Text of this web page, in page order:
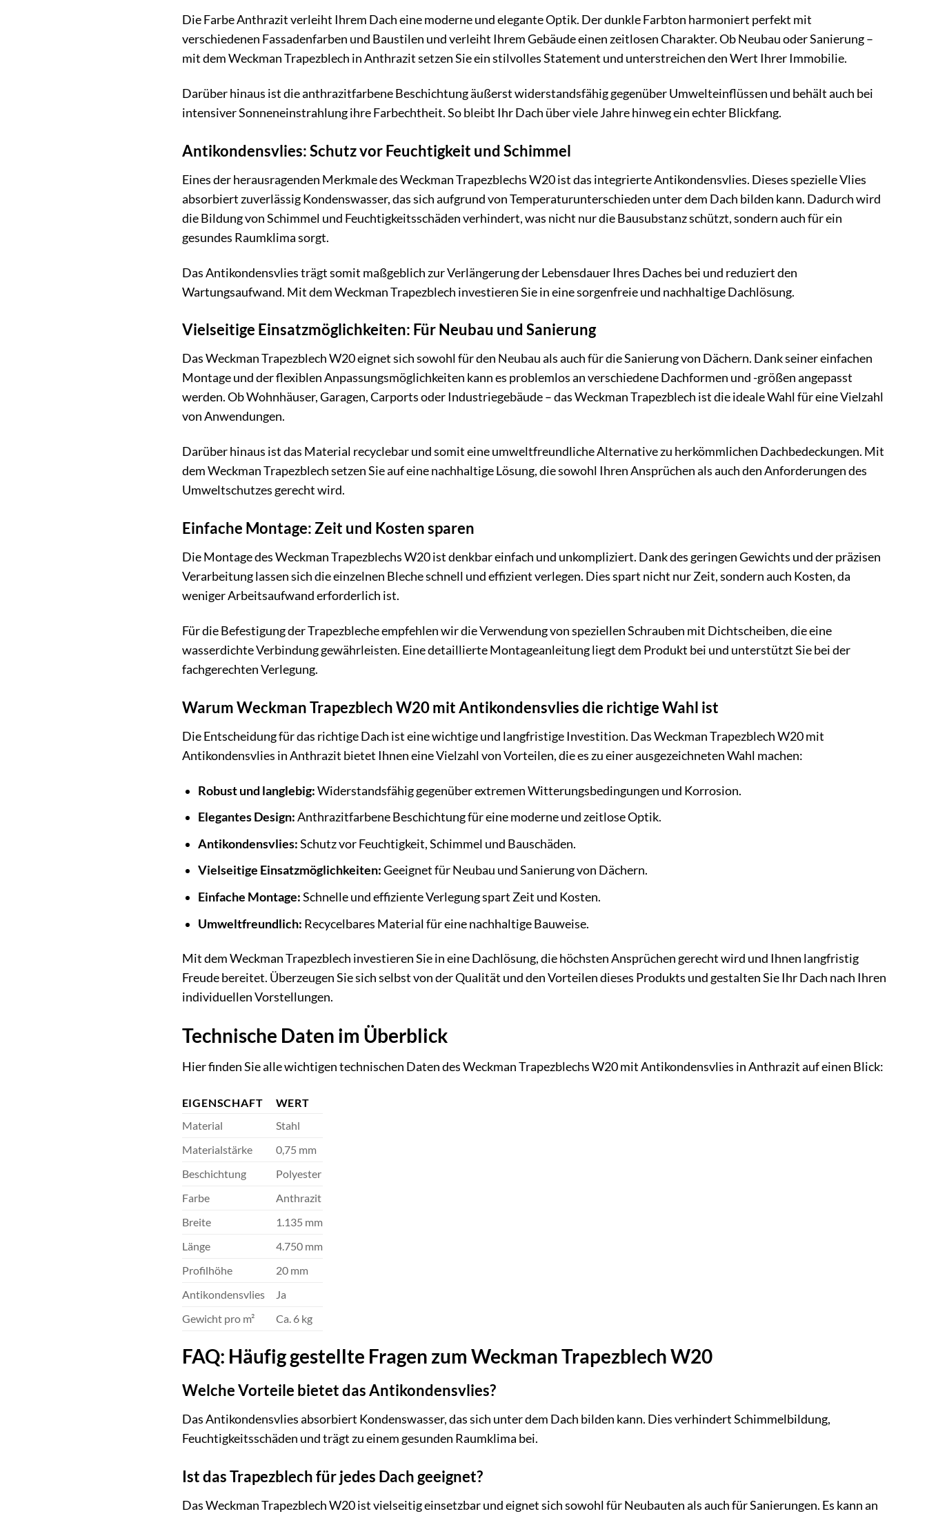
Die Farbe Anthrazit verleiht Ihrem Dach eine moderne und elegante Optik. Der dunkle Farbton harmoniert perfekt mit
verschiedenen Fassadenfarben und Baustilen und verleiht Ihrem Gebäude einen zeitlosen Charakter. Ob Neubau oder Sanierung –
mit dem Weckman Trapezblech in Anthrazit setzen Sie ein stilvolles Statement und unterstreichen den Wert Ihrer Immobilie.
Darüber hinaus ist die anthrazitfarbene Beschichtung äußerst widerstandsfähig gegenüber Umwelteinflüssen und behält auch bei
intensiver Sonneneinstrahlung ihre Farbechtheit. So bleibt Ihr Dach über viele Jahre hinweg ein echter Blickfang.
Antikondensvlies: Schutz vor Feuchtigkeit und Schimmel
Eines der herausragenden Merkmale des Weckman Trapezblechs W20 ist das integrierte Antikondensvlies. Dieses spezielle Vlies
absorbiert zuverlässig Kondenswasser, das sich aufgrund von Temperaturunterschieden unter dem Dach bilden kann. Dadurch wird
die Bildung von Schimmel und Feuchtigkeitsschäden verhindert, was nicht nur die Bausubstanz schützt, sondern auch für ein
gesundes Raumklima sorgt.
Das Antikondensvlies trägt somit maßgeblich zur Verlängerung der Lebensdauer Ihres Daches bei und reduziert den
Wartungsaufwand. Mit dem Weckman Trapezblech investieren Sie in eine sorgenfreie und nachhaltige Dachlösung.
Vielseitige Einsatzmöglichkeiten: Für Neubau und Sanierung
Das Weckman Trapezblech W20 eignet sich sowohl für den Neubau als auch für die Sanierung von Dächern. Dank seiner einfachen
Montage und der flexiblen Anpassungsmöglichkeiten kann es problemlos an verschiedene Dachformen und -größen angepasst
werden. Ob Wohnhäuser, Garagen, Carports oder Industriegebäude – das Weckman Trapezblech ist die ideale Wahl für eine Vielzahl
von Anwendungen.
Darüber hinaus ist das Material recyclebar und somit eine umweltfreundliche Alternative zu herkömmlichen Dachbedeckungen. Mit
dem Weckman Trapezblech setzen Sie auf eine nachhaltige Lösung, die sowohl Ihren Ansprüchen als auch den Anforderungen des
Umweltschutzes gerecht wird.
Einfache Montage: Zeit und Kosten sparen
Die Montage des Weckman Trapezblechs W20 ist denkbar einfach und unkompliziert. Dank des geringen Gewichts und der präzisen
Verarbeitung lassen sich die einzelnen Bleche schnell und effizient verlegen. Dies spart nicht nur Zeit, sondern auch Kosten, da
weniger Arbeitsaufwand erforderlich ist.
Für die Befestigung der Trapezbleche empfehlen wir die Verwendung von speziellen Schrauben mit Dichtscheiben, die eine
wasserdichte Verbindung gewährleisten. Eine detaillierte Montageanleitung liegt dem Produkt bei und unterstützt Sie bei der
fachgerechten Verlegung.
Warum Weckman Trapezblech W20 mit Antikondensvlies die richtige Wahl ist
Die Entscheidung für das richtige Dach ist eine wichtige und langfristige Investition. Das Weckman Trapezblech W20 mit
Antikondensvlies in Anthrazit bietet Ihnen eine Vielzahl von Vorteilen, die es zu einer ausgezeichneten Wahl machen:
Robust und langlebig:Widerstandsfähig gegenüber extremen Witterungsbedingungen und Korrosion.
Elegantes Design:Anthrazitfarbene Beschichtung für eine moderne und zeitlose Optik.
Antikondensvlies:Schutz vor Feuchtigkeit, Schimmel und Bauschäden.
Vielseitige Einsatzmöglichkeiten:Geeignet für Neubau und Sanierung von Dächern.
Einfache Montage:Schnelle und effiziente Verlegung spart Zeit und Kosten.
Umweltfreundlich: Recycelbares Material für eine nachhaltige Bauweise.
Mit dem Weckman Trapezblech investieren Sie in eine Dachlösung, die höchsten Ansprüchen gerecht wird und Ihnen langfristig
Freude bereitet. Überzeugen Sie sich selbst von der Qualität und den Vorteilen dieses Produkts und gestalten Sie Ihr Dach nach Ihren
individuellen Vorstellungen.
Technische Daten im Überblick
Hier finden Sie alle wichtigen technischen Daten des Weckman Trapezblechs W20 mit Antikondensvlies in Anthrazit auf einen Blick:
EIGENSCHAFT
WERT
Material
Stahl
Materialstärke
0,75 mm
Beschichtung
Polyester
Farbe
Anthrazit
Breite
1.135 mm
Länge
4.750 mm
Profilhöhe
20 mm
Antikondensvlies
Ja
Gewicht pro m²
Ca. 6 kg
FAQ: Häufig gestellte Fragen zum Weckman Trapezblech W20
Welche Vorteile bietet das Antikondensvlies?
Das Antikondensvlies absorbiert Kondenswasser, das sich unter dem Dach bilden kann. Dies verhindert Schimmelbildung,
Feuchtigkeitsschäden und trägt zu einem gesunden Raumklima bei.
Ist das Trapezblech für jedes Dach geeignet?
Das Weckman Trapezblech W20 ist vielseitig einsetzbar und eignet sich sowohl für Neubauten als auch für Sanierungen. Es kann an